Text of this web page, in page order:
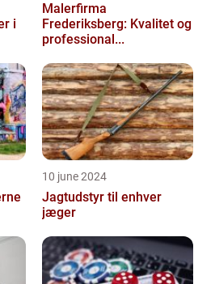
i
Malerfirma
Frederiksberg: Kvalitet og
professional...
10 june 2024
Jagtudstyr til enhver
jæger